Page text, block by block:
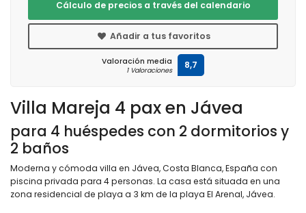
Villa Mareja 4 pax en Jávea
para 4 huéspedes con 2 dormitorios y
2 baños
Moderna y cómoda villa en Jávea, Costa Blanca, España con
piscina privada para 4 personas. La casa está situada en una
zona residencial de playa a 3 km de la playa El Arenal, Jávea.
Cálculo de precios a través del calendario
Añadir a tus favoritos
Valoración media
1 Valoraciones 8,7